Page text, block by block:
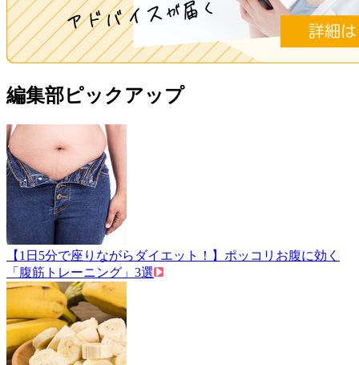
編集部ピックアップ
【1日5分で座りながらダイエット！】ポッコリお腹に効く
「腹筋トレーニング」3選